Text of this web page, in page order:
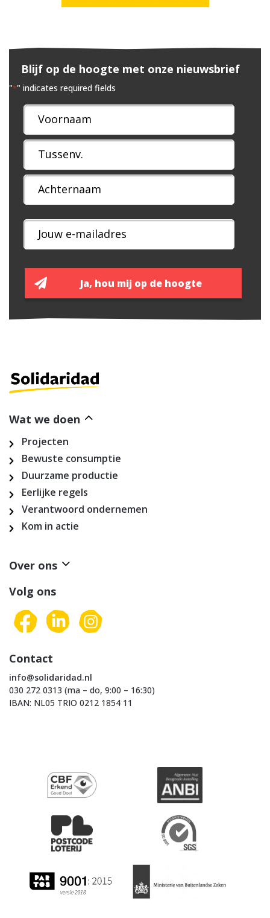
Blijf op de hoogte met onze nieuwsbrief
"*" indicates required fields
Naam
*
Wat we doen
Projecten
Bewuste consumptie
Duurzame productie
Eerlijke regels
Verantwoord ondernemen
Kom in actie
Over ons
Volg ons
Contact
info@solidaridad.nl
030 272 0313 (ma – do, 9:00 – 16:30)
IBAN: NL05 TRIO 0212 1854 11